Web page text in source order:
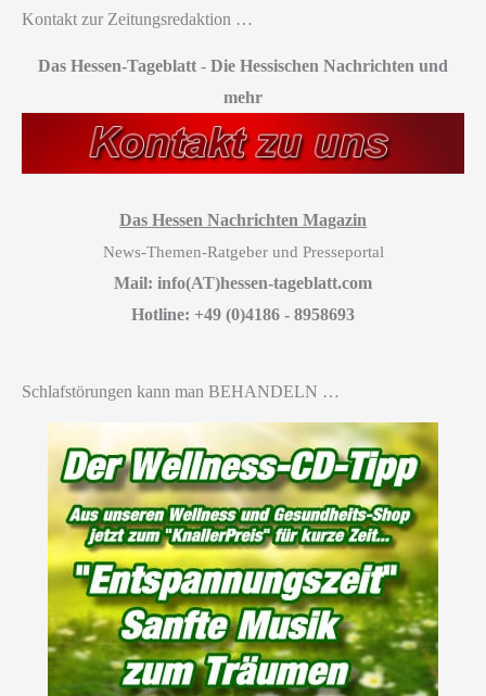
Kontakt zur Zeitungsredaktion …
Das Hessen-Tageblatt - Die Hessischen Nachrichten und
mehr
Das Hessen Nachrichten Magazin
News-Themen-Ratgeber und Presseportal
Mail: info(AT)hessen-tageblatt.com
Hotline: +49 (0)4186 - 8958693
Schlafstörungen kann man BEHANDELN …